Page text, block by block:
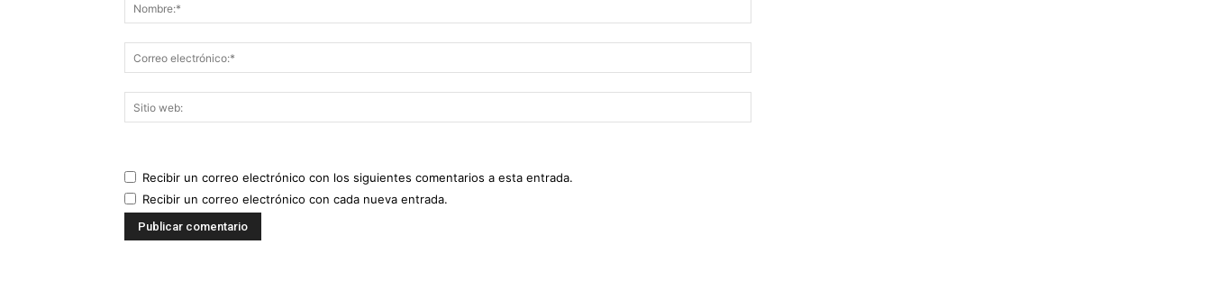
Recibir un correo electrónico con los siguientes comentarios a esta entrada.
Recibir un correo electrónico con cada nueva entrada.